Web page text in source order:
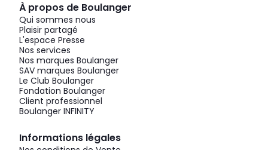
À propos de Boulanger
Qui sommes nous
Plaisir partagé
L'espace Presse
Nos services
Nos marques Boulanger
SAV marques Boulanger
Le Club Boulanger
Fondation Boulanger
Client professionnel
Boulanger INFINITY
Informations légales